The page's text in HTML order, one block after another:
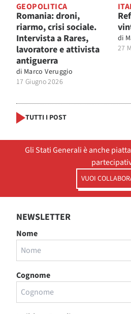
GEOPOLITICA
Romania: droni,
riarmo, crisi sociale.
Intervista a Rares,
lavoratore e attivista
antiguerra
di Marco Veruggio
17 Giugno 2026
di
27
TUTTI I POST
Gli Stati Generali è anche
VUOI
NEWSLETTER
Nome
Cognome